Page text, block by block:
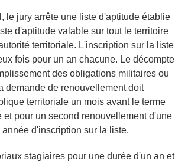
le jury arrête une liste d'aptitude établie
d'aptitude valable sur tout le territoire
territoriale. L'inscription sur la liste
fois pour un an chacune. Le décompte
des obligations militaires ou
demande de renouvellement doit
territoriale un mois avant le terme
pour un second renouvellement d'une
d'inscription sur la liste.
stagiaires pour une durée d'un an et